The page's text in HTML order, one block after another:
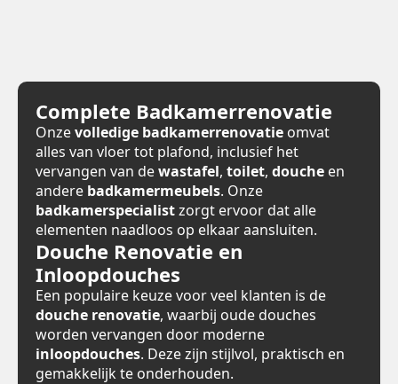
Complete Badkamerrenovatie
Onzevolledige badkamerrenovatie omvat
alles van vloer tot plafond, inclusief het
vervangen van dewastafel, toilet, douche en
andere badkamermeubels. Onze
badkamerspecialistzorgt ervoor dat alle
elementen naadloos op elkaar aansluiten.
Douche Renovatie en
Inloopdouches
Een populaire keuze voor veel klanten is de
douche renovatie, waarbij oude douches
worden vervangen door moderne
inloopdouches. Deze zijn stijlvol, praktisch en
gemakkelijk te onderhouden.